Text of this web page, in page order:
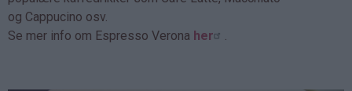
og Cappucino osv.
Se mer info om Espresso Verona her .